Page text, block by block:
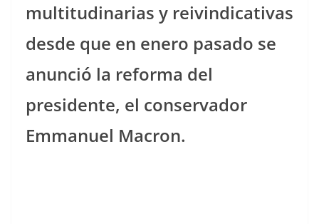
multitudinarias y reivindicativas
desde que en enero pasado se
anunció la reforma del
presidente, el conservador
Emmanuel Macron.